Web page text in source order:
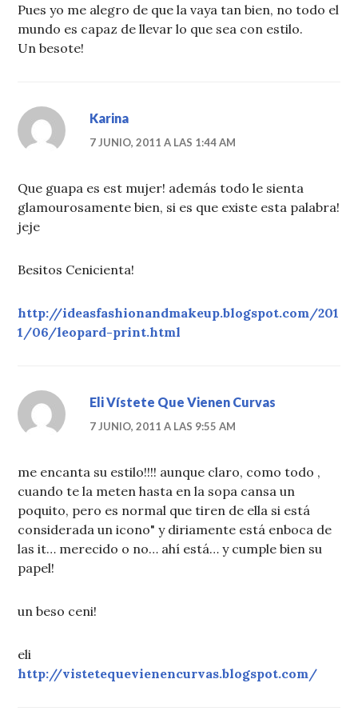
Pues yo me alegro de que la vaya tan bien, no todo el
mundo es capaz de llevar lo que sea con estilo.
Un besote!
Karina
7 JUNIO, 2011 A LAS 1:44 AM
Que guapa es est mujer! además todo le sienta
glamourosamente bien, si es que existe esta palabra!
jeje
Besitos Cenicienta!
http://ideasfashionandmakeup.blogspot.com/201
1/06/leopard-print.html
Eli Vístete Que Vienen Curvas
7 JUNIO, 2011 A LAS 9:55 AM
me encanta su estilo!!!! aunque claro, como todo ,
cuando te la meten hasta en la sopa cansa un
poquito, pero es normal que tiren de ella si está
considerada un icono" y diriamente está enboca de
las it… merecido o no… ahí está… y cumple bien su
papel!
un beso ceni!
eli
http://vistetequevienencurvas.blogspot.com/